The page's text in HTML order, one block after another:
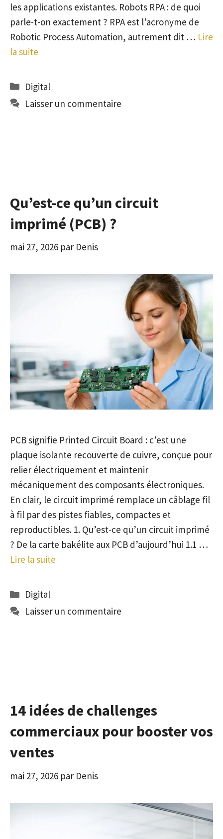
les applications existantes. Robots RPA : de quoi
parle-t-on exactement ? RPA est l’acronyme de
Robotic Process Automation, autrement dit … Lire
la suite
Catégories
Digital
Laisser un commentaire
Qu’est-ce qu’un circuit
imprimé (PCB) ?
mai 27, 2026 par Denis
PCB signifie Printed Circuit Board : c’est une
plaque isolante recouverte de cuivre, conçue pour
relier électriquement et maintenir
mécaniquement des composants électroniques.
En clair, le circuit imprimé remplace un câblage fil
à fil par des pistes fiables, compactes et
reproductibles. 1. Qu’est-ce qu’un circuit imprimé
? De la carte bakélite aux PCB d’aujourd’hui 1.1 …
Lire la suite
Catégories
Digital
Laisser un commentaire
14 idées de challenges
commerciaux pour booster vos
ventes
mai 27, 2026 par Denis